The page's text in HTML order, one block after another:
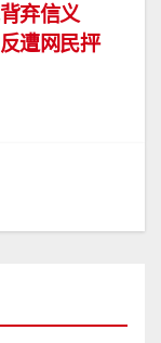
弃信义
遭网民抨